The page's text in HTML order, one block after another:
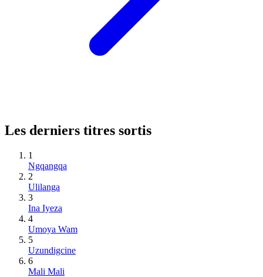
Les derniers titres sortis
1
Ngqangqa
2
Ulilanga
3
Ina Iyeza
4
Umoya Wam
5
Uzundigcine
6
Mali Mali